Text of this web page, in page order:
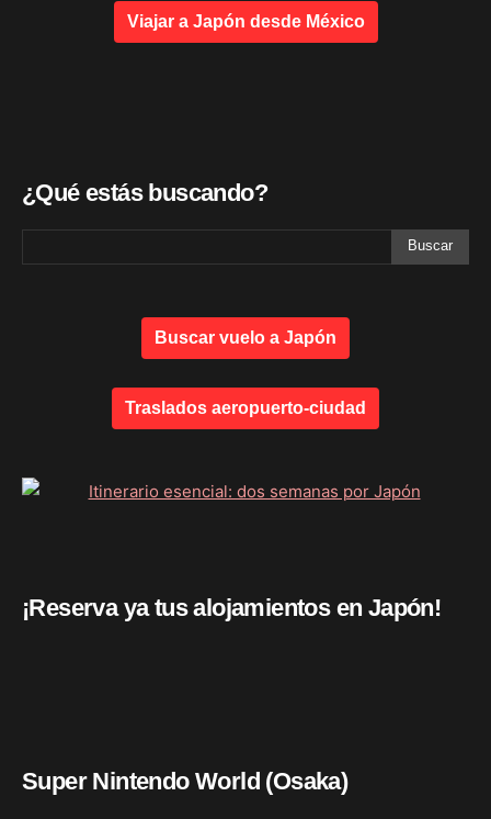
Viajar a Japón desde México
¿Qué estás buscando?
Buscar vuelo a Japón
Traslados aeropuerto-ciudad
¡Reserva ya tus alojamientos en Japón!
Super Nintendo World (Osaka)